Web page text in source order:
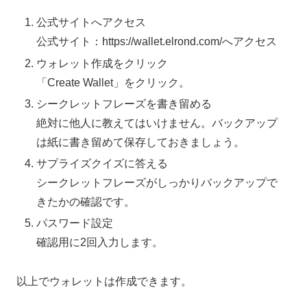
公式サイトへアクセス
公式サイト：https://wallet.elrond.com/へアクセス
ウォレット作成をクリック
「Create Wallet」をクリック。
シークレットフレーズを書き留める
絶対に他人に教えてはいけません。バックアップ
は紙に書き留めて保存しておきましょう。
サプライズクイズに答える
シークレットフレーズがしっかりバックアップで
きたかの確認です。
パスワード設定
確認用に2回入力します。
以上でウォレットは作成できます。